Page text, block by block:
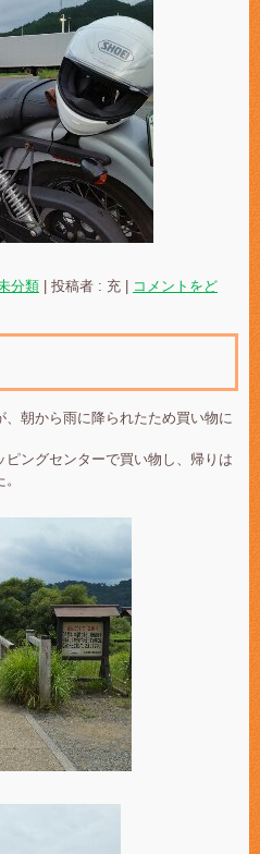
分類 投稿者 : 充
コメントをど
朝から雨に降られたため買い物に
ングセンターで買い物し、帰りは